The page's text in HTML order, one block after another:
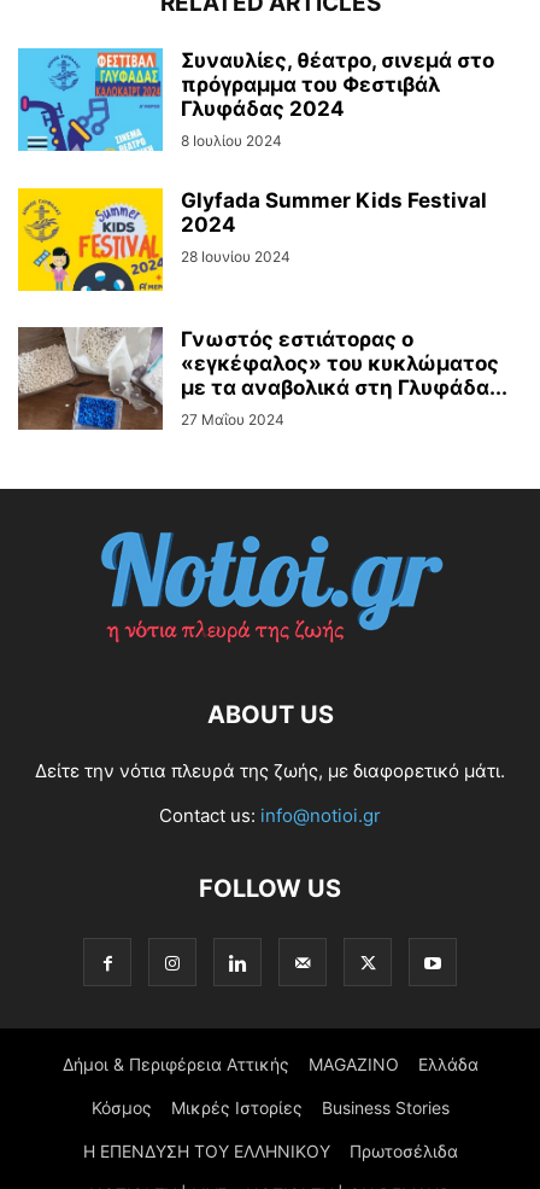
Συναυλίες, θέατρο, σινεμά στο
πρόγραμμα του Φεστιβάλ
Γλυφάδας 2024
8 Ιουλίου 2024
Glyfada Summer Kids Festival
2024
28 Ιουνίου 2024
Γνωστός εστιάτορας ο
«εγκέφαλος» του κυκλώματος
με τα αναβολικά στη Γλυφάδα...
27 Μαΐου 2024
ABOUT US
Δείτε την νότια πλευρά της ζωής, με διαφορετικό μάτι.
Contact us: info@notioi.gr
FOLLOW US
Δήμοι & Περιφέρεια Αττικής MAGAZINO Ελλάδα
Κόσμος Μικρές Ιστορίες Business Stories
Η ΕΠΕΝΔΥΣΗ ΤΟΥ ΕΛΛΗΝΙΚΟΥ Πρωτοσέλιδα